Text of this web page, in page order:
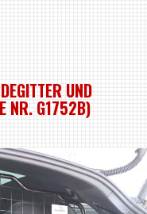
UND
NR. G1752B)